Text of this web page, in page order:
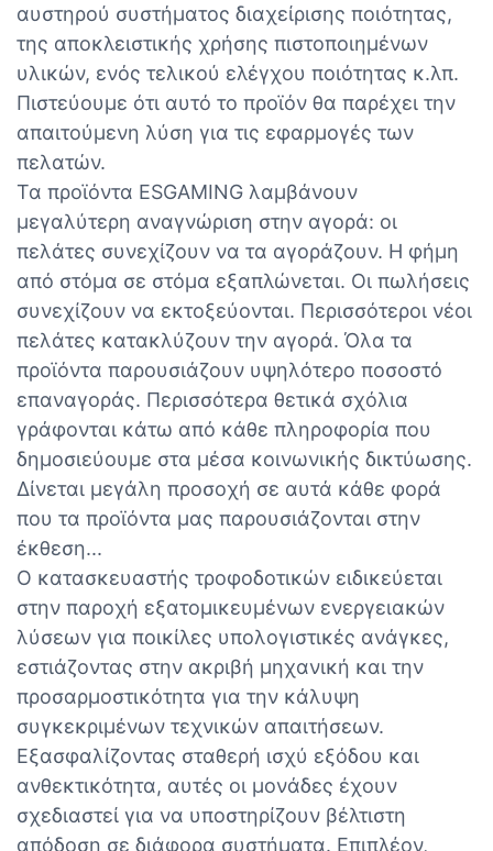
αυστηρού συστήματος διαχείρισης ποιότητας,
της αποκλειστικής χρήσης πιστοποιημένων
υλικών, ενός τελικού ελέγχου ποιότητας κ.λπ.
Πιστεύουμε ότι αυτό το προϊόν θα παρέχει την
απαιτούμενη λύση για τις εφαρμογές των
πελατών.
Τα προϊόντα ESGAMING λαμβάνουν
μεγαλύτερη αναγνώριση στην αγορά: οι
πελάτες συνεχίζουν να τα αγοράζουν. Η φήμη
από στόμα σε στόμα εξαπλώνεται. Οι πωλήσεις
συνεχίζουν να εκτοξεύονται. Περισσότεροι νέοι
πελάτες κατακλύζουν την αγορά. Όλα τα
προϊόντα παρουσιάζουν υψηλότερο ποσοστό
επαναγοράς. Περισσότερα θετικά σχόλια
γράφονται κάτω από κάθε πληροφορία που
δημοσιεύουμε στα μέσα κοινωνικής δικτύωσης.
Δίνεται μεγάλη προσοχή σε αυτά κάθε φορά
που τα προϊόντα μας παρουσιάζονται στην
έκθεση...
Ο κατασκευαστής τροφοδοτικών ειδικεύεται
στην παροχή εξατομικευμένων ενεργειακών
λύσεων για ποικίλες υπολογιστικές ανάγκες,
εστιάζοντας στην ακριβή μηχανική και την
προσαρμοστικότητα για την κάλυψη
συγκεκριμένων τεχνικών απαιτήσεων.
Εξασφαλίζοντας σταθερή ισχύ εξόδου και
ανθεκτικότητα, αυτές οι μονάδες έχουν
σχεδιαστεί για να υποστηρίζουν βέλτιστη
απόδοση σε διάφορα συστήματα. Επιπλέον,